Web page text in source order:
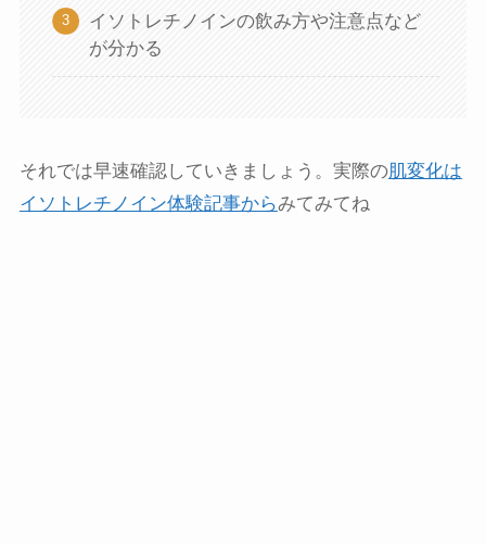
イソトレチノインの飲み方や注意点など
が分かる
それでは早速確認していきましょう。実際の肌変化は
イソトレチノイン体験記事からみてみてね